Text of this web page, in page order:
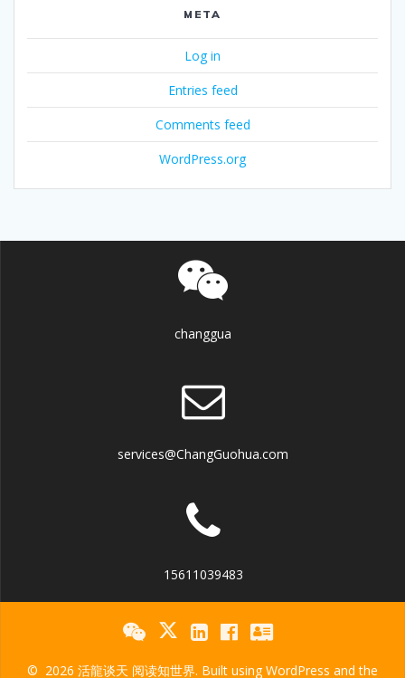
META
Log in
Entries feed
Comments feed
WordPress.org
changgua
services@ChangGuohua.com
15611039483
© 2026 活龍谈天 阅读知世界. Built using WordPress and the